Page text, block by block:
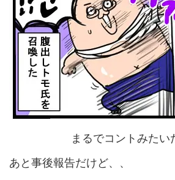
まるでコントみたい
あと事後報告だけど、、